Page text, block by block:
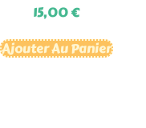
15,00€
Ajouter Au Panier